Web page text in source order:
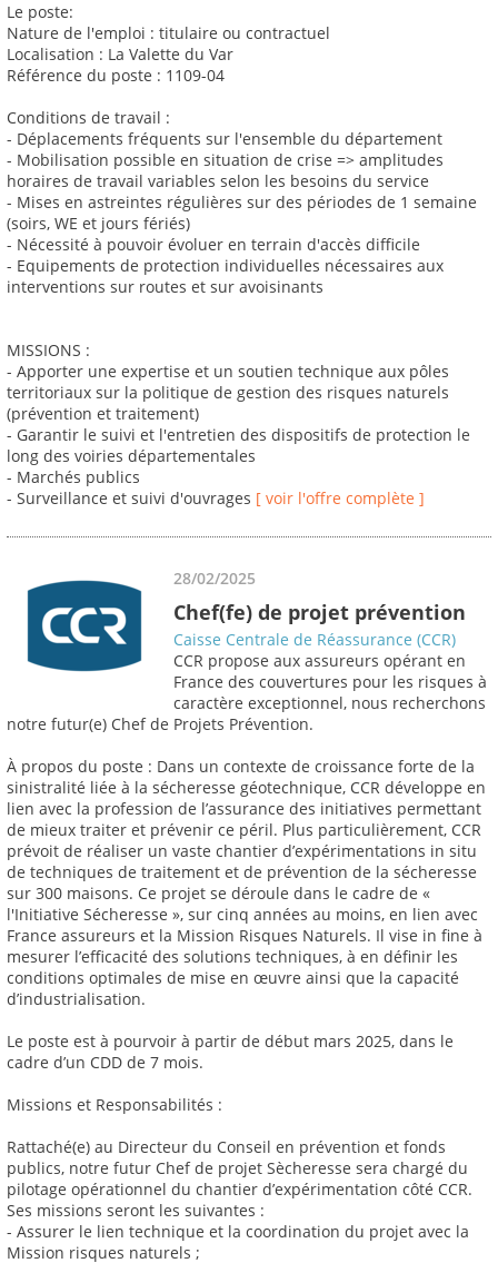
Le poste:
Nature de l'emploi : titulaire ou contractuel
Localisation : La Valette du Var
Référence du poste : 1109-04
Conditions de travail :
- Déplacements fréquents sur l'ensemble du département
- Mobilisation possible en situation de crise => amplitudes
horaires de travail variables selon les besoins du service
- Mises en astreintes régulières sur des périodes de 1 semaine
(soirs, WE et jours fériés)
- Nécessité à pouvoir évoluer en terrain d'accès difficile
- Equipements de protection individuelles nécessaires aux
interventions sur routes et sur avoisinants
MISSIONS :
- Apporter une expertise et un soutien technique aux pôles
territoriaux sur la politique de gestion des risques naturels
(prévention et traitement)
- Garantir le suivi et l'entretien des dispositifs de protection le
long des voiries départementales
- Marchés publics
- Surveillance et suivi d'ouvrages [ voir l'offre complète ]
28/02/2025
Chef(fe) de projet prévention
Caisse Centrale de Réassurance (CCR)
CCR propose aux assureurs opérant en
France des couvertures pour les risques à
caractère exceptionnel, nous recherchons
notre futur(e) Chef de Projets Prévention.
À propos du poste : Dans un contexte de croissance forte de la
sinistralité liée à la sécheresse géotechnique, CCR développe en
lien avec la profession de l’assurance des initiatives permettant
de mieux traiter et prévenir ce péril. Plus particulièrement, CCR
prévoit de réaliser un vaste chantier d’expérimentations in situ
de techniques de traitement et de prévention de la sécheresse
sur 300 maisons. Ce projet se déroule dans le cadre de «
l'Initiative Sécheresse », sur cinq années au moins, en lien avec
France assureurs et la Mission Risques Naturels. Il vise in fine à
mesurer l’efficacité des solutions techniques, à en définir les
conditions optimales de mise en œuvre ainsi que la capacité
d’industrialisation.
Le poste est à pourvoir à partir de début mars 2025, dans le
cadre d’un CDD de 7 mois.
Missions et Responsabilités :
Rattaché(e) au Directeur du Conseil en prévention et fonds
publics, notre futur Chef de projet Sècheresse sera chargé du
pilotage opérationnel du chantier d’expérimentation côté CCR.
Ses missions seront les suivantes :
- Assurer le lien technique et la coordination du projet avec la
Mission risques naturels ;